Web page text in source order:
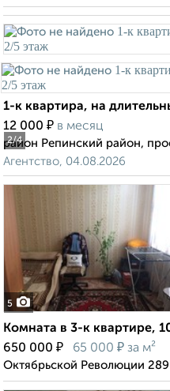
2/4
1-к квартира, на
12 000 ₽ в месяц
район Репинский район,
Агентство, 04.08.2026
5
Комната в 3-к квартире,
650 000 ₽ 65 000 ₽ за м²
Октябрьской Революции 289